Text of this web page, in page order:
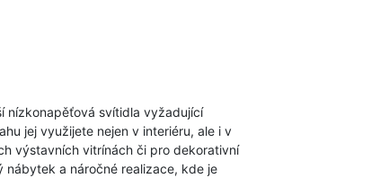
nízkonapěťová svítidla vyžadující
jej využijete nejen v interiéru, ale i v
výstavních vitrínách či pro dekorativní
a náročné realizace, kde je